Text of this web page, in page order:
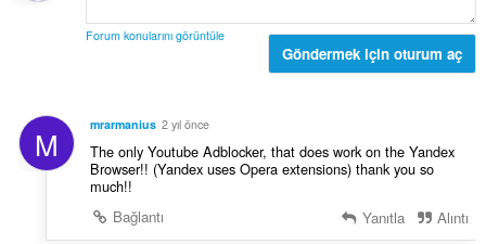
y
:
Forum konularını görüntüle
Göndermek için oturum aç
M mrarmanius 2 yıl önce
The only Youtube Adblocker, that does work on the Yandex
Browser!! (Yandex uses Opera extensions) thank you so
much!!
Bağlantı
Yanıtla Alıntı